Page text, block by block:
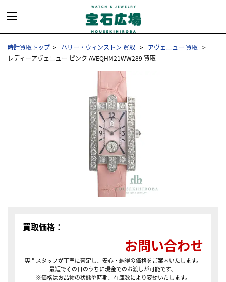
時計買取トップ ハリー・ウィンストン 買取
アヴェニュー 買取
レディーアヴェニュー ピンク AVEQHM21WW289 買取
買取価格：
お問い合わせ
専門スタッフが丁寧に査定し、安心・納得の価格をご案内いたします。
最短でその日のうちに現金でのお渡しが可能です。
※価格はお品物の状態や時期、在庫数により変動いたします。